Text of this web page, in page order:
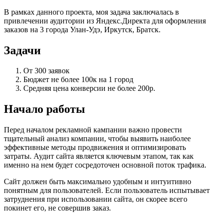
В рамках данного проекта, моя задача заключалась в
привлечении аудитории из Яндекс.Директа для оформления
заказов на 3 города Улан-Удэ, Иркутск, Братск.
Задачи
От 300 заявок
Бюджет не более 100к на 1 город
Средняя цена конверсии не более 200р.
Начало работы
Перед началом рекламной кампании важно провести
тщательный анализ компании, чтобы выявить наиболее
эффективные методы продвижения и оптимизировать
затраты. Аудит сайта является ключевым этапом, так как
именно на нем будет сосредоточен основной поток трафика.
Сайт должен быть максимально удобным и интуитивно
понятным для пользователей. Если пользователь испытывает
затруднения при использовании сайта, он скорее всего
покинет его, не совершив заказ.